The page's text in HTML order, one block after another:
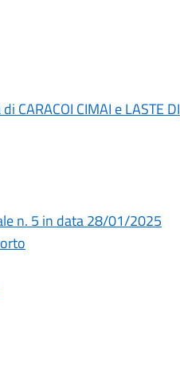
CIMAI e LASTE DI
n. 5 in data 28/01/2025